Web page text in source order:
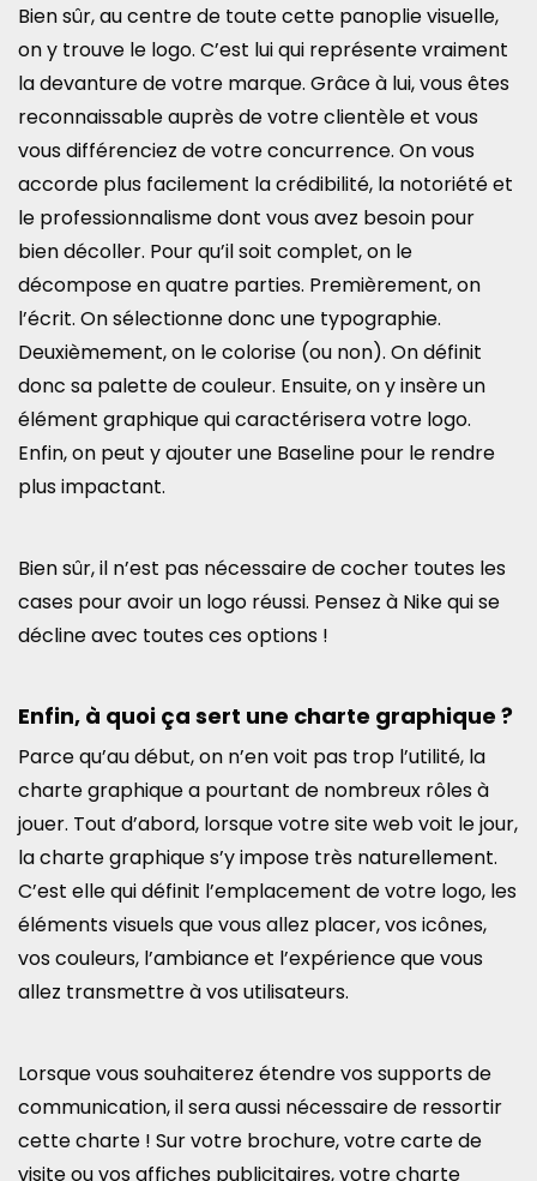
Bien sûr, au centre de toute cette panoplie visuelle,
on y trouve le logo. C’est lui qui représente vraiment
la devanture de votre marque. Grâce à lui, vous êtes
reconnaissable auprès de votre clientèle et vous
vous différenciez de votre concurrence. On vous
accorde plus facilement la crédibilité, la notoriété et
le professionnalisme dont vous avez besoin pour
bien décoller. Pour qu’il soit complet, on le
décompose en quatre parties. Premièrement, on
l’écrit. On sélectionne donc une typographie.
Deuxièmement, on le colorise (ou non). On définit
donc sa palette de couleur. Ensuite, on y insère un
élément graphique qui caractérisera votre logo.
Enfin, on peut y ajouter une Baseline pour le rendre
plus impactant.
Bien sûr, il n’est pas nécessaire de cocher toutes les
cases pour avoir un logo réussi. Pensez à Nike qui se
décline avec toutes ces options !
Enfin, à quoi ça sert une charte graphique ?
Parce qu’au début, on n’en voit pas trop l’utilité, la
charte graphique a pourtant de nombreux rôles à
jouer. Tout d’abord, lorsque votre site web voit le jour,
la charte graphique s’y impose très naturellement.
C’est elle qui définit l’emplacement de votre logo, les
éléments visuels que vous allez placer, vos icônes,
vos couleurs, l’ambiance et l’expérience que vous
allez transmettre à vos utilisateurs.
Lorsque vous souhaiterez étendre vos supports de
communication, il sera aussi nécessaire de ressortir
cette charte ! Sur votre brochure, votre carte de
visite ou vos affiches publicitaires, votre charte